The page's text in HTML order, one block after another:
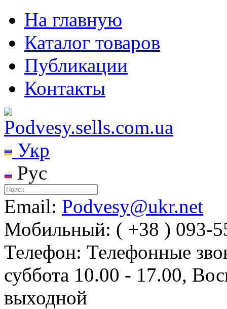
На главную
Каталог товаров
Публикации
Контакты
Укр
Рус
Email: Podvesy@ukr.net
Мобильный: ( +38 ) 093-
Телефон: Телефонные
суббота 10.00 - 17.00,
выходной